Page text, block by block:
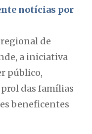
notícias por
de
a iniciativa
público,
das famílias
beneficentes